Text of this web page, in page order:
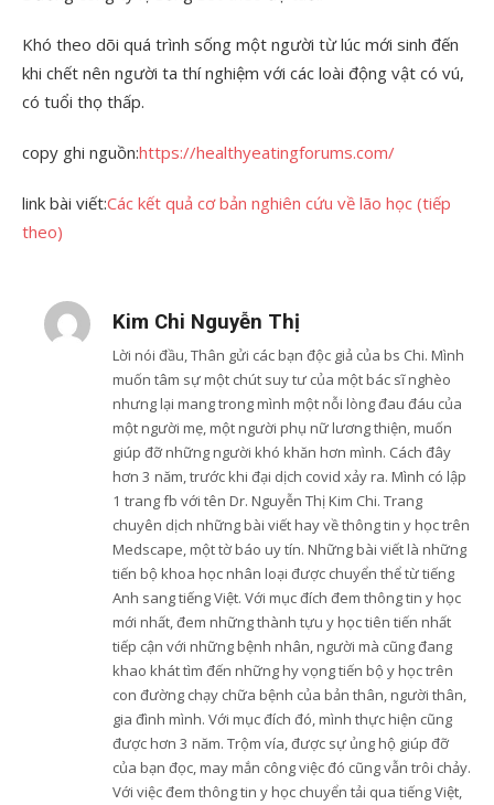
Khó theo dõi quá trình sống một người từ lúc mới sinh đến
khi chết nên người ta thí nghiệm với các loài động vật có vú,
có tuổi thọ thấp.
copy ghi nguồn:https://healthyeatingforums.com/
link bài viết:Các kết quả cơ bản nghiên cứu về lão học (tiếp
theo)
Kim Chi Nguyễn Thị
Lời nói đầu, Thân gửi các bạn độc giả của bs Chi. Mình
muốn tâm sự một chút suy tư của một bác sĩ nghèo
nhưng lại mang trong mình một nỗi lòng đau đáu của
một người mẹ, một người phụ nữ lương thiện, muốn
giúp đỡ những người khó khăn hơn mình. Cách đây
hơn 3 năm, trước khi đại dịch covid xảy ra. Mình có lập
1 trang fb với tên Dr. Nguyễn Thị Kim Chi. Trang
chuyên dịch những bài viết hay về thông tin y học trên
Medscape, một tờ báo uy tín. Những bài viết là những
tiến bộ khoa học nhân loại được chuyển thể từ tiếng
Anh sang tiếng Việt. Với mục đích đem thông tin y học
mới nhất, đem những thành tựu y học tiên tiến nhất
tiếp cận với những bệnh nhân, người mà cũng đang
khao khát tìm đến những hy vọng tiến bộ y học trên
con đường chạy chữa bệnh của bản thân, người thân,
gia đình mình. Với mục đích đó, mình thực hiện cũng
được hơn 3 năm. Trộm vía, được sự ủng hộ giúp đỡ
của bạn đọc, may mắn công việc đó cũng vẫn trôi chảy.
Với việc đem thông tin y học chuyển tải qua tiếng Việt,